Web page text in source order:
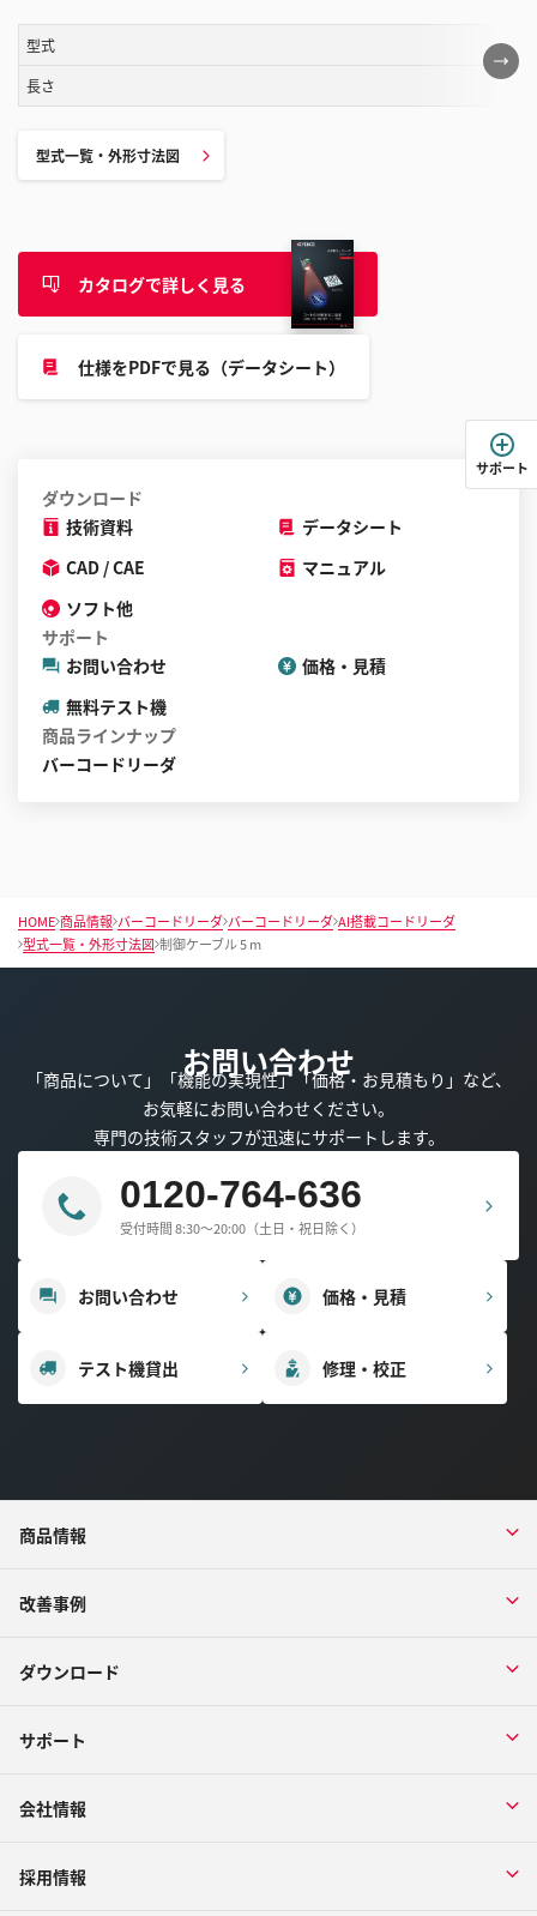
こ
の
が
で
き
型式
長さ
型式一覧・外形寸法図
カタログで詳しく見る
仕様をPDFで見る（データシート）
ダウンロード
技術資料
データシート
CAD / CAE
マニュアル
ソフト他
サポート
お問い合わせ
価格・見積
無料テスト機
商品ラインナップ
バーコードリーダ
HOME 商品情報 バーコードリーダ バーコードリーダ AI搭載コードリーダ
型式一覧・外形寸法図 制御ケーブル 5 m
お問い合わせ
「商品について」「機能の実現性」「価格・お見積もり」など、
お気軽にお問い合わせください。
専門の技術スタッフが迅速にサポートします。
0120-764-636
受付時間 8:30～20:00（土日・祝日除く）
お問い合わせ 価格・見積
テスト機貸出 修理・校正
商品情報
改善事例
ダウンロード
サポート
会社情報
採用情報
サポート